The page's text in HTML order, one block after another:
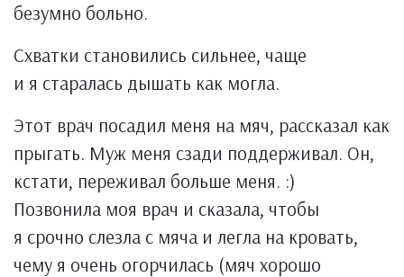
безумно больно.
Схватки становились сильнее, чаще
и я старалась дышать как могла.
Этот врач посадил меня на мяч, рассказал как
прыгать. Муж меня сзади поддерживал. Он,
кстати, переживал больше меня. :)
Позвонила моя врач и сказала, чтобы
я срочно слезла с мяча и легла на кровать,
чему я очень огорчилась (мяч хорошо